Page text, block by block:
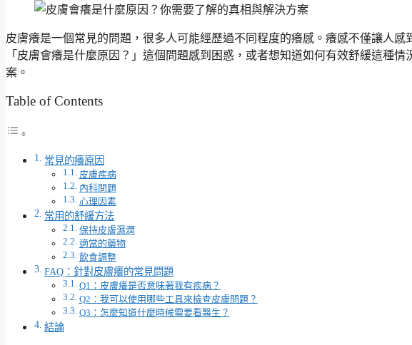
皮膚癢是一個常見的問題，很多人可能經歷過不同程度的癢感。癢感不僅讓人
「皮膚會癢是什麼原因？」這個問題感到困惑，或者想知道如何有效舒緩這種
案。
Table of Contents
常見的癢原因
皮膚疾病
內科問題
心理因素
常用的舒緩方法
保持皮膚濕潤
適當的藥物
飲食調整
FAQ：針對皮膚癢的常見問題
Q1：皮膚癢是否意味著我有疾病？
Q2：我可以使用哪些工具來檢查皮膚問題？
Q3：怎麼知道什麼時候需要看醫生？
結論